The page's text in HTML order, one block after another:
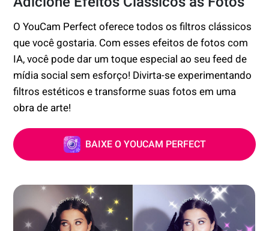
O YouCam Perfect oferece todos os filtros clássicos
que você gostaria. Com esses efeitos de fotos com
IA, você pode dar um toque especial ao seu feed de
mídia social sem esforço! Divirta-se experimentando
filtros estéticos e transforme suas fotos em uma
obra de arte!
BAIXE O YOUCAM PERFECT